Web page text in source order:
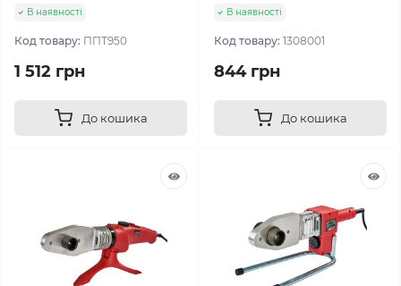
В наявності
Код товару: ППТ950
1 512 грн
До кошика
В наявності
Код товару: 1308001
844 грн
До кошика